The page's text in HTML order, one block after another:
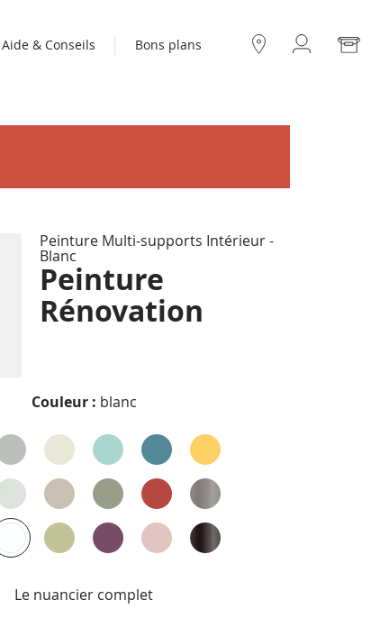
Aide & Conseils
Bons plans
Peinture Multi-supports Intérieur -
Blanc
Peinture
Rénovation
Couleur : blanc
Le nuancier complet